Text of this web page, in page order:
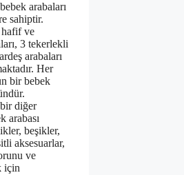
arabaları
sahiptir.
hafif ve
3 tekerlekli
arabaları
Her
bir bebek
diğer
arabası
beşikler,
aksesuarlar,
ve
için